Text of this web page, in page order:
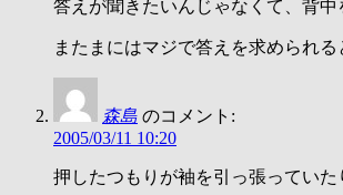
答えが聞きたいんじゃなくて、背中
またまにはマジで答えを求められ
森島 のコメント:
2005/03/11 10:20
押したつもりが袖を引っ張ってい